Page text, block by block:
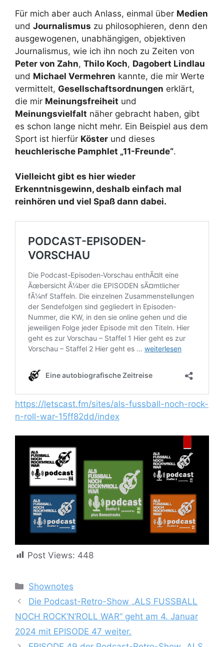
Für mich aber auch Anlass, einmal über Medien
und Journalismus zu philosophieren, denn den
ausgewogenen, unabhängigen, objektiven
Journalismus, wie ich ihn noch zu Zeiten von
Peter von Zahn, Thilo Koch, Dagobert Lindlau
und Michael Vermehren kannte, die mir Werte
vermittelt, Gesellschaftsordnungen erklärt,
die mir Meinungsfreiheit und
Meinungsvielfalt näher gebracht haben, gibt
es schon lange nicht mehr. Ein Beispiel aus dem
Sport ist hierfür Köster und dieses
heuchlerische Pamphlet „11-Freunde“.
Vielleicht gibt es hier wieder
Erkenntnisgewinn, deshalb einfach mal
reinhören und viel Spaß dann dabei.
https://letscast.fm/sites/als-fussball-noch-rock-
n-roll-war-15ff82dd/index
Post Views: 448
Kategorien
Shownotes
Die Podcast-Retro-Show „ALS FUSSBALL
NOCH ROCK’N’ROLL WAR“ geht am 4. Januar
2024 mit EPISODE 47 weiter.